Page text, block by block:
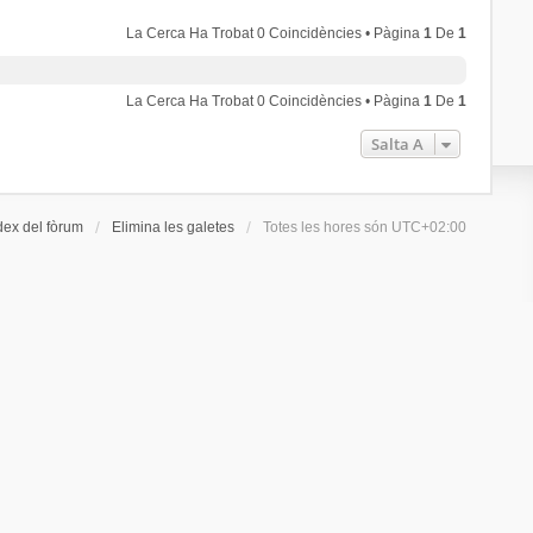
La Cerca Ha Trobat 0 Coincidències • Pàgina1 De1
La Cerca Ha Trobat 0 Coincidències • Pàgina1 De1
Salta A
del fòrum Elimina les galetes Totes les hores són UTC+02:00